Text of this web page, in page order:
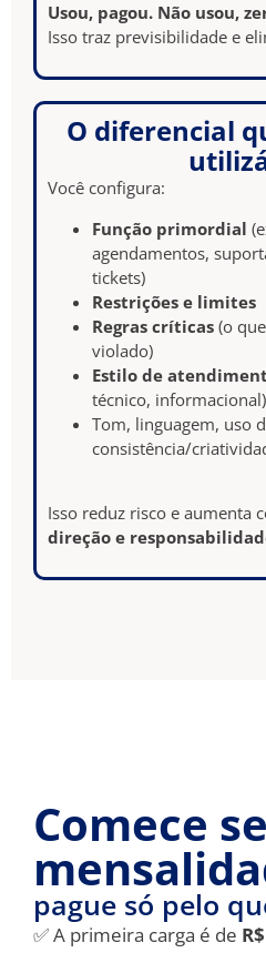
Usou, pagou. Não usou,
Isso traz previsibilidade e
O diferencial
Você configura:
Função primordial
agendamentos,
tickets)
Restrições e limites
Regras críticas (o
violado)
Estilo de
técnico, informacional)
Tom, linguagem, uso
consistência/
Isso reduz risco e aumenta
direção e
Comece
pague só pelo
✅ A primeira carga é de